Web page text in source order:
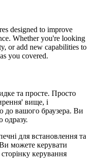
designed to improve
Whether you're looking
or add new capabilities to
you covered.
та просте. Просто
вище, і
до вашого браузера. Ви
одразу.
для встановлення та
Ви можете керувати
керування